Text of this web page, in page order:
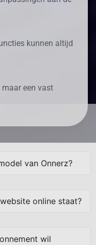
kunnen altijd
maar een vast
van Onnerz?
online staat?
wil